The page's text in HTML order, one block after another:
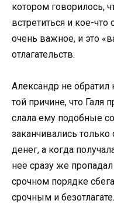
котором говорилось,
встретиться и кое-
очень важное, и это
отлагательств.
Александр не обратил
той причине, что Галя
слала ему подобные
заканчивались только
денег, а когда
неё сразу же
срочном порядке
срочным и